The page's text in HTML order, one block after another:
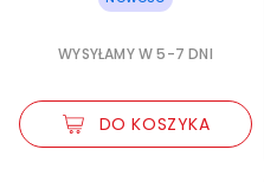
WYSYŁAMY W 5-7 DNI
DO KOSZYKA